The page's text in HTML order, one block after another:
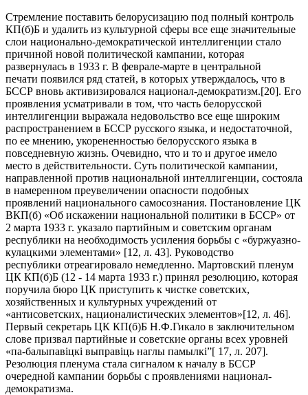
Стремление поставить белорусизацию под полный контроль
КП(б)Б и удалить из культурной сферы все еще значительные
слои национально-демократической интеллигенции стало
причиной новой политической кампании, которая
развернулась в 1933 г. В феврале-марте в центральной
печати появился ряд статей, в которых утверждалось, что в
БССР вновь активизировался национал-демократизм.[20]. Его
проявления усматривали в том, что часть белорусской
интеллигенции выражала недовольство все еще широким
распространением в БССР русского языка, и недостаточной,
по ее мнению, укорененностью белорусского языка в
повседневную жизнь. Очевидно, что и то и другое имело
место в действительности. Суть политической кампании,
направленной против национальной интеллигенции, состояла
в намеренном преувеличении опасности подобных
проявлений национального самосознания. Постановление ЦК
ВКП(б) «Об искажении национальной политики в БССР» от
2 марта 1933 г. указало партийным и советским органам
республики на необходимость усиления борьбы с «буржуазно-
кулацкими элементами» [12, л. 43]. Руководство
республики отреагировало немедленно. Мартовский пленум
ЦК КП(б)Б (12 - 14 марта 1933 г.) принял резолюцию, которая
поручила бюро ЦК приступить к чистке советских,
хозяйственных и культурных учреждений от
«антисоветских, националистических элементов»[12, л. 46].
Первый секретарь ЦК КП(б)Б Н.Ф.Гикало в заключительном
слове призвал партийные и советские органы всех уровней
«па-балыпавіцкі выправіць наглы памылкі”[ 17, л. 207].
Резолюция пленума стала сигналом к началу в БССР
очередной кампании борьбы с проявлениями национал-
демократизма.